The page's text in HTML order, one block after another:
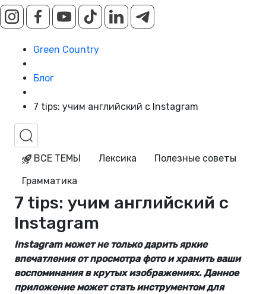
Green Country
Блог
7 tips: учим английский с Instagram
ВСЕ ТЕМЫ Лексика
Полезные советы
Грамматика
7 tips: учим английский с
Instagram
Instagram может не только дарить яркие
впечатления от просмотра фото и хранить ваши
воспоминания в крутых изображениях. Данное
приложение может стать инструментом для